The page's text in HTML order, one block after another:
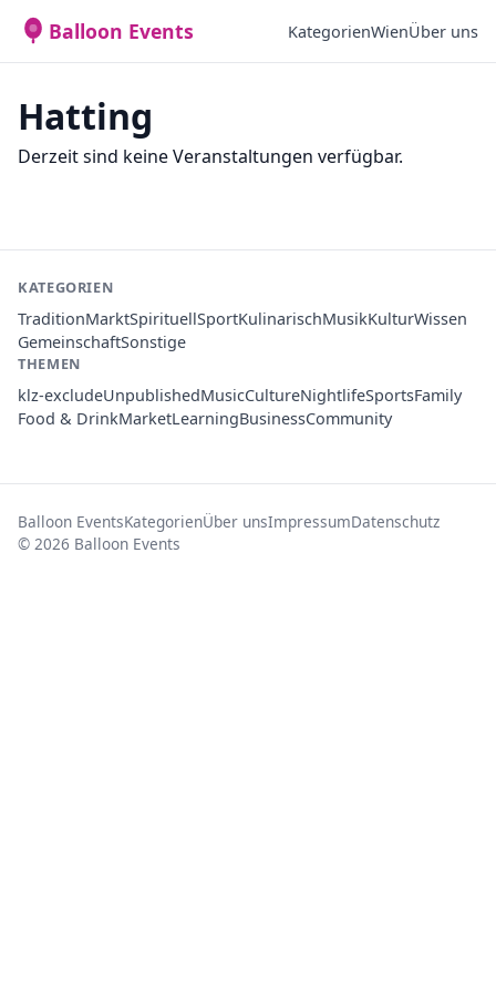
Balloon Events KategorienWienÜber uns
Hatting
Derzeit sind keine Veranstaltungen verfügbar.
KATEGORIEN
TraditionMarktSpirituellSportKulinarischMusikKulturWissen
GemeinschaftSonstige
THEMEN
klz-excludeUnpublishedMusicCultureNightlifeSportsFamily
Food & DrinkMarketLearningBusinessCommunity
Balloon EventsKategorienÜber unsImpressumDatenschutz
© 2026 Balloon Events